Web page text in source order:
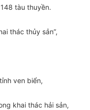
tàu thuyền.
thác thủy sản”,
ven biển,
khai thác hải sản,